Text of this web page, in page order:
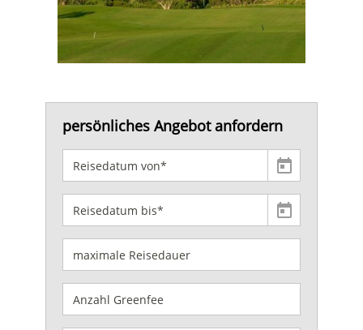
persönliches Angebot anfordern